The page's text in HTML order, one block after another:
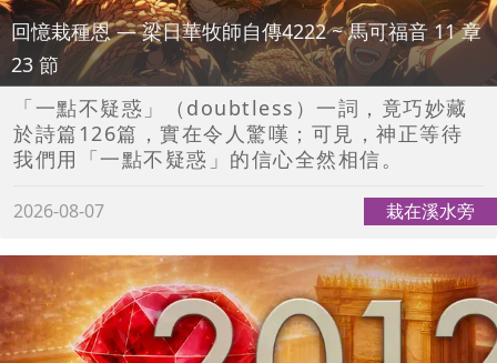
回憶栽種恩 — 梁日華牧師自傳4222 ~ 馬可福音 11 章
23 節
「一點不疑惑」（doubtless）一詞，竟巧妙藏
於詩篇126篇，實在令人驚嘆；可見，神正等待
我們用「一點不疑惑」的信心全然相信。
2026-08-07 栽在溪水旁